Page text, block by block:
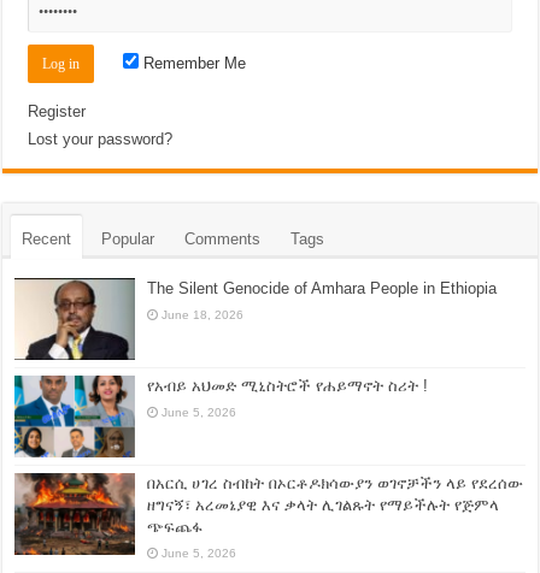
Remember Me
Register
Lost your password?
Recent Popular Comments Tags
The Silent Genocide of Amhara People in Ethiopia
June 18, 2026
የአብይ አህመድ ሚኒስትሮች የሐይማኖት ስሪት !
June 5, 2026
በአርሲ ሀገረ ስብከት በኦርቶዶክሳውያን ወገኖቻችን ላይ የደረሰው
ዘግናኝ፣ አረመኔያዊ እና ቃላት ሊገልጹት የማይችሉት የጅምላ
ጭፍጨፋ
June 5, 2026